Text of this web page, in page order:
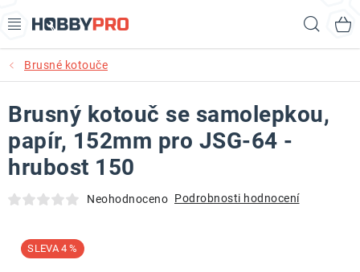
na
AKCE
PRODUKTY
PRODUKTY RECORD POWER
PRODUKTY BENET
Brusné kotouče
Brusný kotouč se samolepkou,
papír, 152mm pro JSG-64 -
hrubost 150
Neohodnoceno Podrobnosti hodnocení
4 %